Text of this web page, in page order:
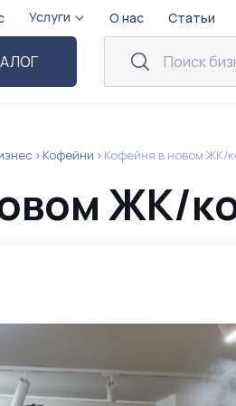
Услуги О нас Статьи
Кофейни Кофейня в новом ЖК/
ЖК/